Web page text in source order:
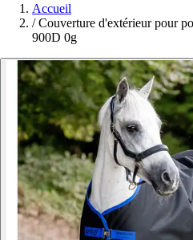
Accueil
/ Couverture d'extérieur pour
900D 0g